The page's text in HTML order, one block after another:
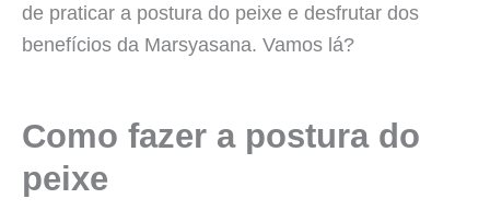
de praticar a postura do peixe e desfrutar dos
benefícios da Marsyasana. Vamos lá?
Como fazer a postura do
peixe